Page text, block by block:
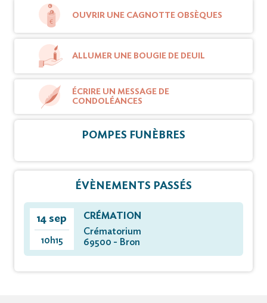
OUVRIR UNE CAGNOTTE OBSÈQUES
ALLUMER UNE BOUGIE DE DEUIL
ÉCRIRE UN MESSAGE DE
CONDOLÉANCES
POMPES FUNÈBRES
ÉVÈNEMENTS PASSÉS
14 sep
10h15
CRÉMATION
Crématorium
69500 - Bron